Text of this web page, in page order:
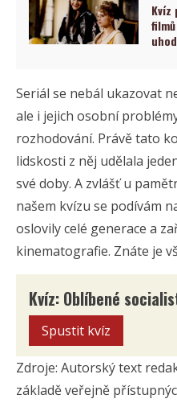
Kvíz
Seriál se nebál ukazovat
ale i jejich osobní
rozhodování. Právě tato
lidskosti z něj udělala
své doby. A zvlášť u
našem kvízu se podívám
oslovily celé generace a
kinematografie. Znáte je
Kvíz: Oblíbené
Spustit kvíz
Zdroje: Autorský text
základě veřejně